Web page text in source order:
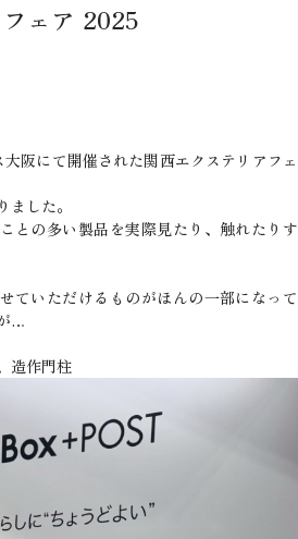
ェア 2025
阪にて開催された関西エクステリアフェ
した。
との多い製品を実際見たり、触れたりす
ていただけるものがほんの一部になって
…
造作門柱